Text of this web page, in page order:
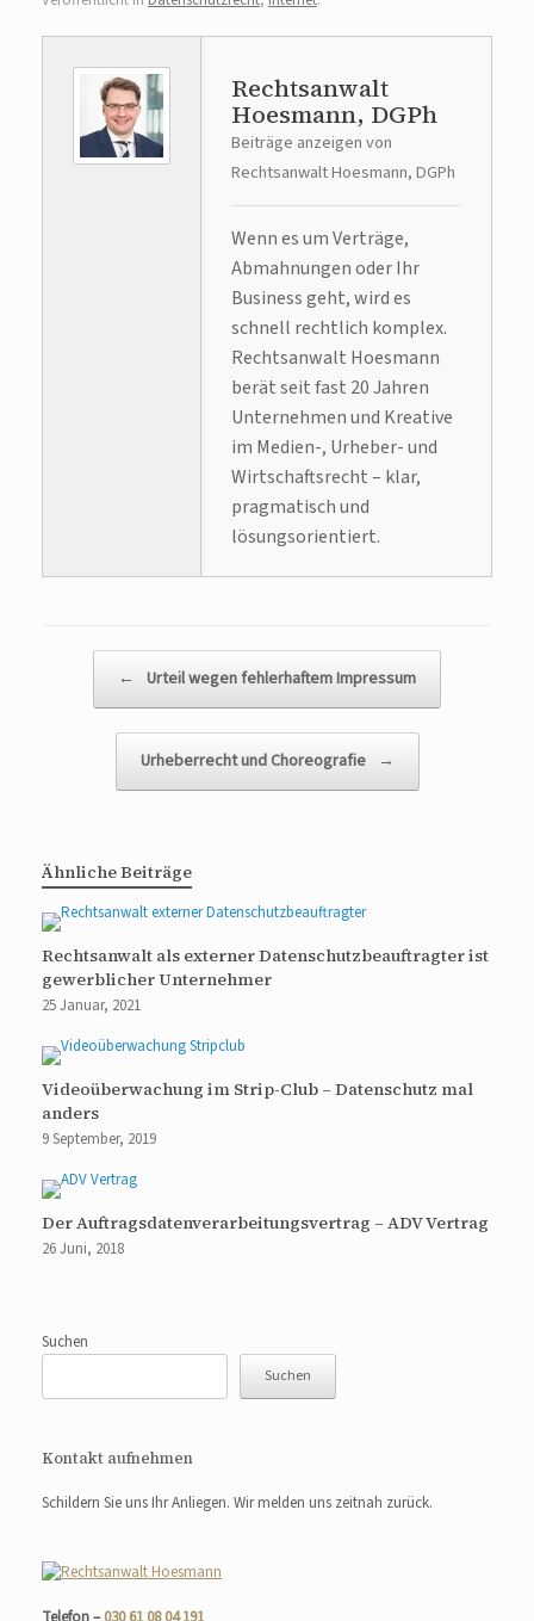
Rechtsanwalt
Hoesmann, DGPh
Beiträge anzeigen von
Rechtsanwalt Hoesmann, DGPh
Wenn es um Verträge,
Abmahnungen oder Ihr
Business geht, wird es
schnell rechtlich komplex.
Rechtsanwalt Hoesmann
berät seit fast 20 Jahren
Unternehmen und Kreative
im Medien-, Urheber- und
Wirtschaftsrecht – klar,
pragmatisch und
lösungsorientiert.
← Urteil wegen fehlerhaftem Impressum
Urheberrecht und Choreografie →
Ähnliche Beiträge
Rechtsanwalt als externer Datenschutzbeauftragter ist
gewerblicher Unternehmer
25 Januar, 2021
Videoüberwachung im Strip-Club – Datenschutz mal
anders
9 September, 2019
Der Auftragsdatenverarbeitungsvertrag – ADV Vertrag
26 Juni, 2018
Suchen
Suchen
Kontakt aufnehmen
Schildern Sie uns Ihr Anliegen. Wir melden uns zeitnah zurück.